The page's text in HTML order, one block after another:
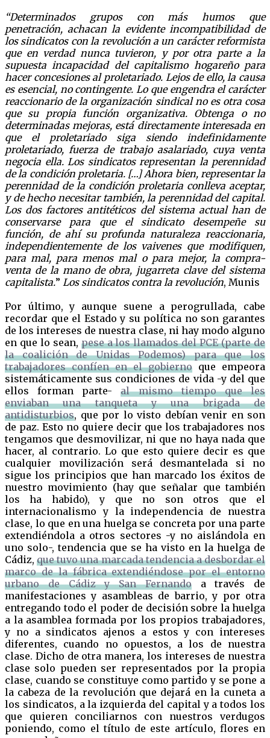
“Determinados grupos con más humos que
penetración, achacan la evidente incompatibilidad de
los sindicatos con la revolución a un carácter reformista
que en verdad nunca tuvieron, y por otra parte a la
supuesta incapacidad del capitalismo hogareño para
hacer concesiones al proletariado. Lejos de ello, la causa
es esencial, no contingente. Lo que engendra el carácter
reaccionario de la organización sindical no es otra cosa
que su propia función organizativa. Obtenga o no
determinadas mejoras, está directamente interesada en
que el proletariado siga siendo indefinidamente
proletariado, fuerza de trabajo asalariado, cuya venta
negocia ella. Los sindicatos representan la perennidad
de la condición proletaria. […] Ahora bien, representar la
perennidad de la condición proletaria conlleva aceptar,
y de hecho necesitar también, la perennidad del capital.
Los dos factores antitéticos del sistema actual han de
conservarse para que el sindicato desempeñe su
función, de ahí su profunda naturaleza reaccionaria,
independientemente de los vaivenes que modifiquen,
para mal, para menos mal o para mejor, la compra-
venta de la mano de obra, jugarreta clave del sistema
capitalista.” Los sindicatos contra la revolución, Munis
Por último, y aunque suene a perogrullada, cabe
recordar que el Estado y su política no son garantes
de los intereses de nuestra clase, ni hay modo alguno
en que lo sean, pese a los llamados del PCE (parte de
la coalición de Unidas Podemos) para que los
trabajadores confíen en el gobierno que empeora
sistemáticamente sus condiciones de vida -y del que
ellos forman parte-al mismo tiempo que les
enviaban una tanqueta y una brigada de
antidisturbios, que por lo visto debían venir en son
de paz. Esto no quiere decir que los trabajadores nos
tengamos que desmovilizar, ni que no haya nada que
hacer, al contrario. Lo que esto quiere decir es que
cualquier movilización será desmantelada si no
sigue los principios que han marcado los éxitos de
nuestro movimiento (hay que señalar que también
los ha habido), y que no son otros que el
internacionalismo y la independencia de nuestra
clase, lo que en una huelga se concreta por una parte
extendiéndola a otros sectores -y no aislándola en
uno solo-, tendencia que se ha visto en la huelga de
Cádiz,que tuvo una marcada tendencia a desbordar el
marco de la fábrica extendiéndose por el entorno
urbano de Cádiz y San Fernandoa través de
manifestaciones y asambleas de barrio, y por otra
entregando todo el poder de decisión sobre la huelga
a la asamblea formada por los propios trabajadores,
y no a sindicatos ajenos a estos y con intereses
diferentes, cuando no opuestos, a los de nuestra
clase. Dicho de otra manera, los intereses de nuestra
clase solo pueden ser representados por la propia
clase, cuando se constituye como partido y se pone a
la cabeza de la revolución que dejará en la cuneta a
los sindicatos, a la izquierda del capital y a todos los
que quieren conciliarnos con nuestros verdugos
poniendo, como el título de este artículo, flores en